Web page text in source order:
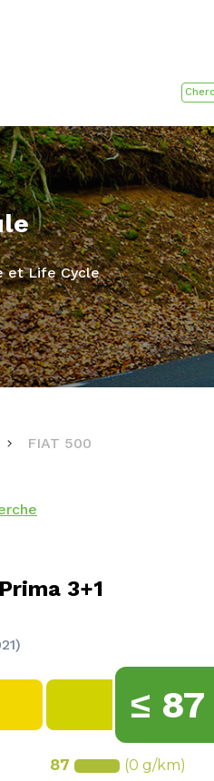
et Life Cycle
FIAT 500
3+1
≤ 87
87 (0 g/km)